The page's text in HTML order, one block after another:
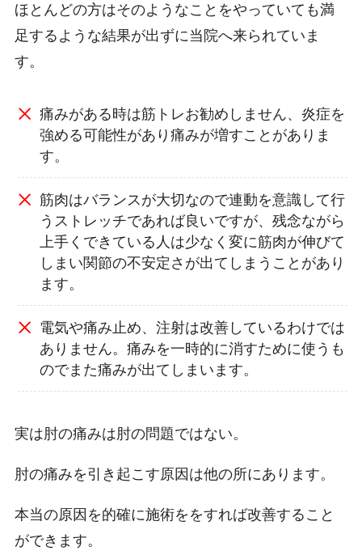
ほとんどの方はそのようなことをやっていても満
足するような結果が出ずに当院へ来られていま
す。
痛みがある時は筋トレお勧めしません、炎症を
強める可能性があり痛みが増すことがありま
す。
筋肉はバランスが大切なので連動を意識して行
うストレッチであれば良いですが、残念ながら
上手くできている人は少なく変に筋肉が伸びて
しまい関節の不安定さが出てしまうことがあり
ます。
電気や痛み止め、注射は改善しているわけでは
ありません。痛みを一時的に消すために使うも
のでまた痛みが出てしまいます。
実は肘の痛みは肘の問題ではない。
肘の痛みを引き起こす原因は他の所にあります。
本当の原因を的確に施術ををすれば改善すること
ができます。